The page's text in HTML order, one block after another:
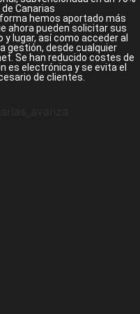
Canarias
hemos aportado más
ahora pueden solicitar sus
lugar, así como acceder al
gestión, desde cualquier
Se han reducido costes de
es electrónica y se evita el
de clientes.